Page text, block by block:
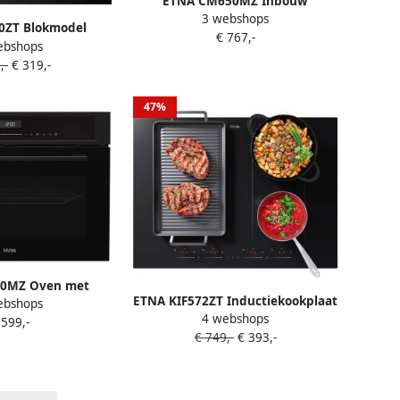
Blokmodel
90
A++
naar buiten
afzuigcapaciteit
m³ h
€ 319,-
Combimagnetron Mat Zwart
45cm Turbo-hetelucht 50-250°C
3 webshops
€ 767,-
Oven met
Nis 45 cm
Magnetron
47%
ETNA KIF572ZT Inductiekookplaat
70 cm 4 zones 4 koppelbare
zones
4 webshops
€ 749,-€ 393,-